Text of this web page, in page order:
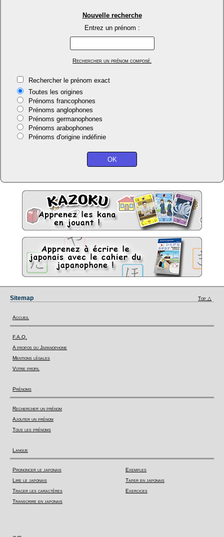
Nouvelle recherche
Entrez un prénom :
Rechercher un prénom composé.
Rechercher le prénom exact
Toutes les origines
Prénoms francophones
Prénoms anglophones
Prénoms germanophones
Prénoms arabophones
Prénoms d'origine indéfinie
Sitemap Top △
Accueil
F.A.Q.
A propos du Japanophone
Mentions légales
Votre profil
Prénoms
Rechercher un prénom
Ajouter un prénom
Tous les prénoms
Langue
Prononcer le japonais
Lire le japonais
Tracer les caractères
Transcrire en japonais
Exemples
Taper en japonais
Exercices